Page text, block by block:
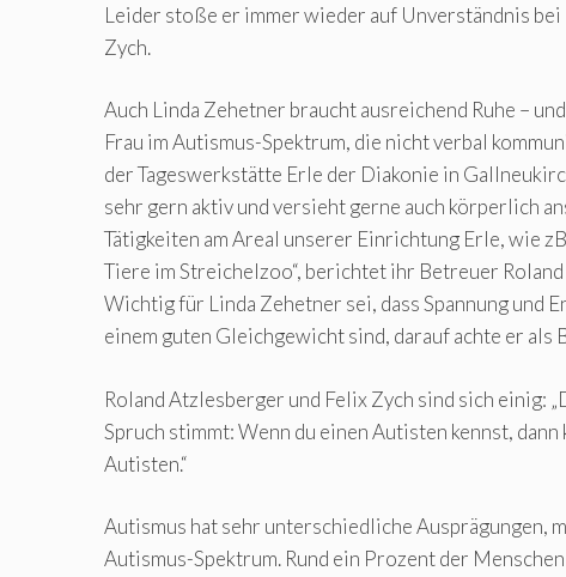
Leider stoße er immer wieder auf Unverständnis bei
Zych.
Auch Linda Zehetner braucht ausreichend Ruhe –
Frau im Autismus-Spektrum, die nicht verbal
der Tageswerkstätte Erle der Diakonie in
sehr gern aktiv und versieht gerne auch körperlich
Tätigkeiten am Areal unserer Einrichtung Erle, wie
Tiere im Streichelzoo“, berichtet ihr Betreuer
Wichtig für Linda Zehetner sei, dass Spannung und
einem guten Gleichgewicht sind, darauf achte er als
Roland Atzlesberger und Felix Zych sind sich einig:
Spruch stimmt: Wenn du einen Autisten kennst, dann
Autisten.“
Autismus hat sehr unterschiedliche Ausprägungen,
Autismus-Spektrum. Rund ein Prozent der